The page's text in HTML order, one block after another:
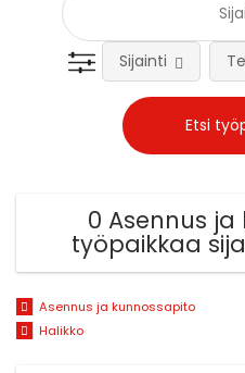
Sijainti
0 Asennus
työpaikkaa
Asennus ja kunnossapito
Halikko